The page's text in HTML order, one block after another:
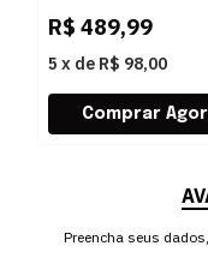
R$ 489,99
5 x de R$ 98,00
Preencha seus